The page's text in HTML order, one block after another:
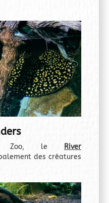
au Zoo, le
River
des créatures